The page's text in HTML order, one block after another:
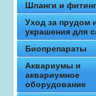
Шланги и
Уход за прудом
украшения для
Биопрепараты
Аквариумы и
аквариумное
оборудование